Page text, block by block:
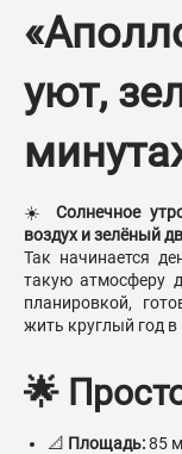
уют,
☀️ Солнечное
воздух и зелёный
Так начинается
такую атмосферу
планировкой,
жить круглый год в
🌟
📐 Площадь:85